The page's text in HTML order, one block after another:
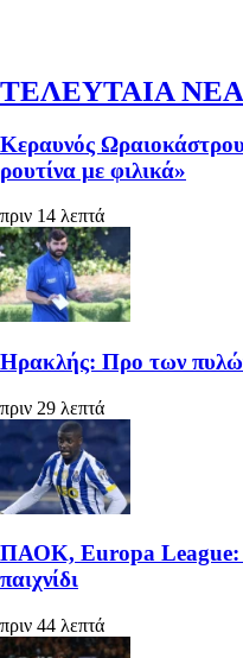
ΤΕΛΕΥΤΑΙΑ ΝΕΑ
Κεραυνός
ρουτίνα με φιλικά»
πριν 14 λεπτά
Ηρακλής: Προ των
πριν 29 λεπτά
ΠΑΟΚ, Europa League:
παιχνίδι
πριν 44 λεπτά